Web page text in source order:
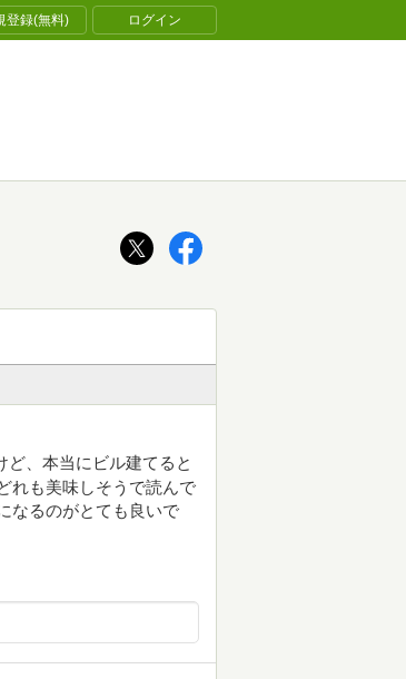
登録(無料) ログイン
、本当にビル建てると
れも美味しそうで読んで
なるのがとても良いで